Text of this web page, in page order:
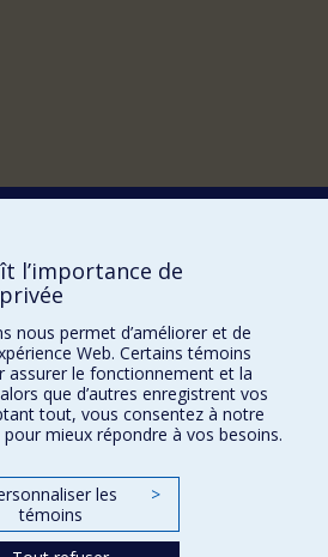
SCIENCES
l’importance de
nous permet d’améliorer et de
Web. Certains témoins
assurer le fonctionnement et la
que d’autres enregistrent vos
tout, vous consentez à notre
mieux répondre à vos besoins.
les
témoins
>